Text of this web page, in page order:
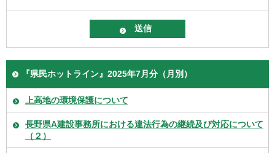
『県民ホットライン』2025年7月分（月別）
上高地の環境保護について
長野県A建設事務所における違法行為の継続及び対応について
（２）